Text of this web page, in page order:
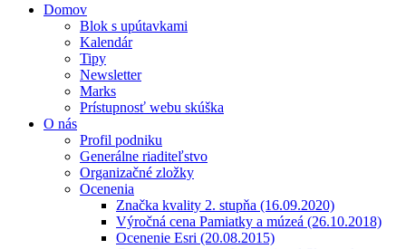
Domov
Blok s upútavkami
Kalendár
Tipy
Newsletter
Marks
Prístupnosť webu skúška
O nás
Profil podniku
Generálne riaditeľstvo
Organizačné zložky
Ocenenia
Značka kvality 2. stupňa (16.09.2020)
Výročná cena Pamiatky a múzeá (26.10.2018)
Ocenenie Esri (20.08.2015)